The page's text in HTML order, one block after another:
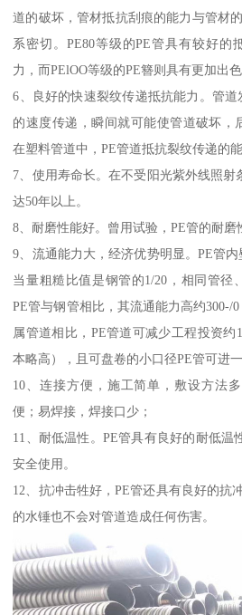
道的破坏，管材抵抗刮痕的能力与管材
系密切。PE80等级的PE管具有较好的
力，而PElOO等级的PE簪则具有更加出
6、良好的快速裂纹传递抵抗能力。管
的速度传递，瞬间就可能使管道破坏，
在塑料管道中，PE管道抵抗裂纹传递的
7、使用寿命长。在不受阳光紫外线照射
达50年以上。
8、耐磨性能好。曾用试验，PE管的耐磨
9、流通能力大，经济优势明显。PE管
当量粗糙比值是钢管的1/20，相同管径
PE管与钢管相比，其流通能力高约300-/
属管道相比，PE管道可减少工程投资约
本略高），且可盘卷的小口径PE管可进
10、连接方便，施工简单，敷设方法
便；易焊接，焊接口少；
11、耐低温性。PE管具有良好的耐低
安全使用。
12、抗冲击牲好，PE管还具有良好的抗
的水锤也不会对管道造成任何伤害。